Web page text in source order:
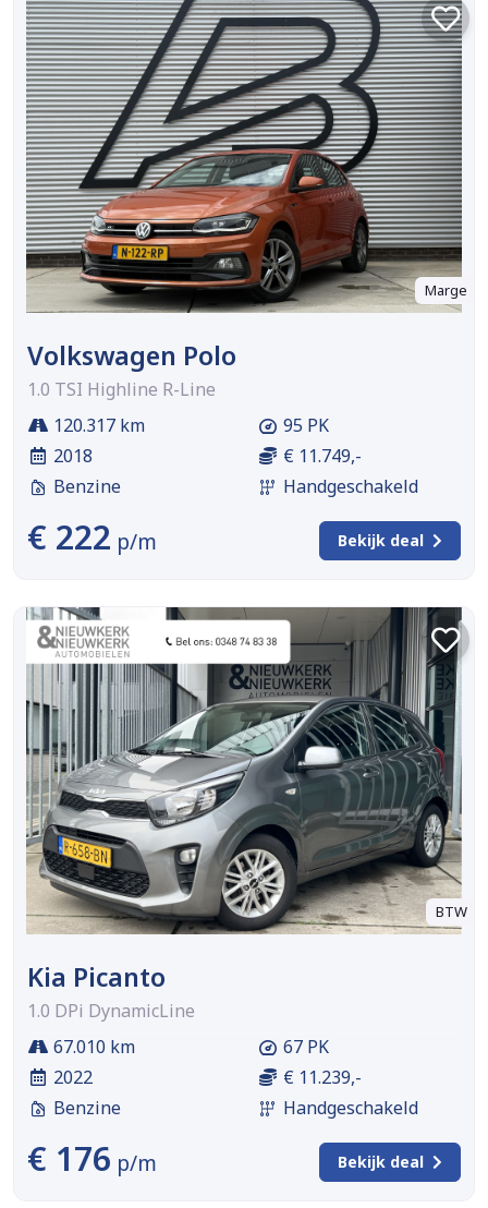
Marge
Volkswagen Polo
1.0 TSI Highline R-Line
120.317 km
2018
Benzine
95 PK
€ 11.749,-
Handgeschakeld
€ 222 p/m Bekijk deal
BTW
Kia Picanto
1.0 DPi DynamicLine
67.010 km
2022
Benzine
67 PK
€ 11.239,-
Handgeschakeld
€ 176 p/m Bekijk deal